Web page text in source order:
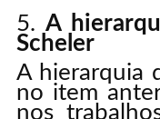
A
Scheler
A hierarquia
no item
nos